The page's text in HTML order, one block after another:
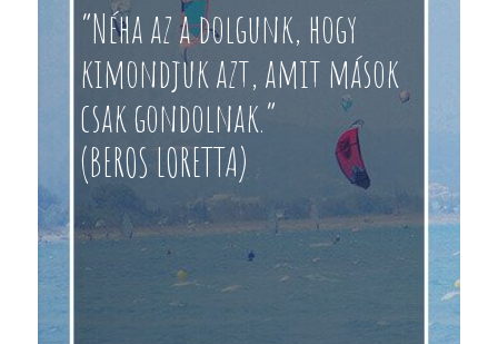
“Néha az a dolgunk, hogy
kimondjuk azt, amit mások
csak gondolnak.”
(BEROS LORETTA)